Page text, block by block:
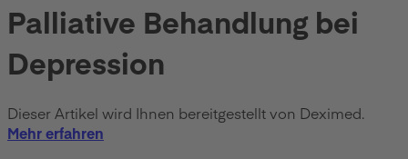
Palliative Behandlung bei
Depression
Dieser Artikel wird Ihnen bereitgestellt von Deximed.
Mehr erfahren